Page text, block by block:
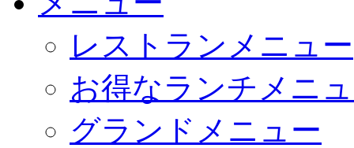
レストランメニュー
お得なランチメニ
グランドメニュー